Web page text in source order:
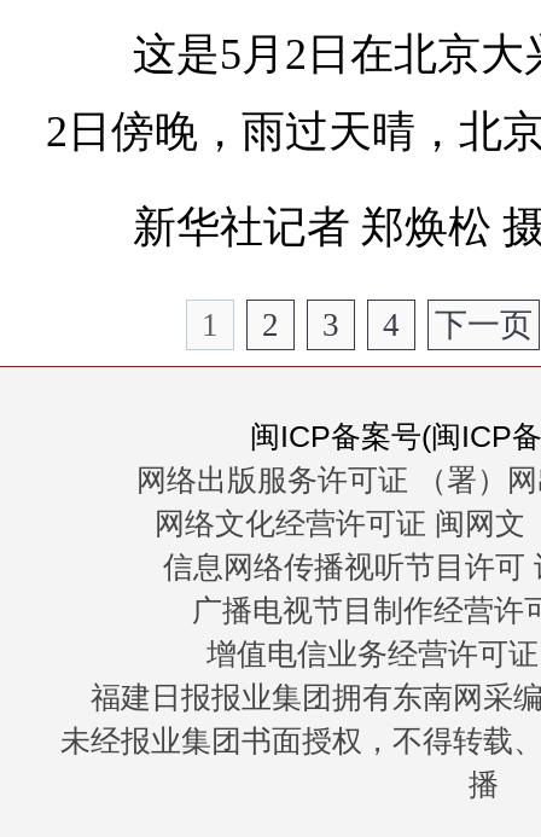
这是5月2日在北京
2日傍晚，雨过天晴，北
新华社记者 郑焕松
1 2 3 4 下一页
闽ICP备案号(闽ICP
网络出版服务许可证 （署）
网络文化经营许可证 闽网文
信息网络传播视听节目许可
广播电视节目制作经营许
增值电信业务经营许可
福建日报报业集团拥有东南网采
未经报业集团书面授权，不得转载
播